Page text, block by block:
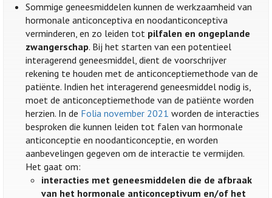
Sommige geneesmiddelen kunnen de werkzaamheid van
hormonale anticonceptiva en noodanticonceptiva
verminderen, en zo leiden tot pilfalen en ongeplande
zwangerschap. Bij het starten van een potentieel
interagerend geneesmiddel, dient de voorschrijver
rekening te houden met de anticonceptiemethode van de
patiënte. Indien het interagerend geneesmiddel nodig is,
moet de anticonceptiemethode van de patiënte worden
herzien. In de Folia november 2021 worden de interacties
besproken die kunnen leiden tot falen van hormonale
anticonceptie en noodanticonceptie, en worden
aanbevelingen gegeven om de interactie te vermijden.
Het gaat om:
interacties met geneesmiddelen die de afbraak
van het hormonale anticonceptivum en/of het